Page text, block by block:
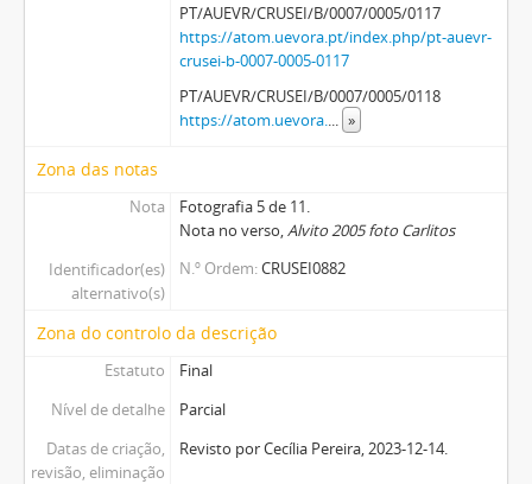
PT/AUEVR/CRUSEI/B/0007/0005/0117
https://atom.uevora.pt/index.php/pt-auevr-
crusei-b-0007-0005-0117
PT/AUEVR/CRUSEI/B/0007/0005/0118
https://atom.uevora.... »
Zona das notas
Nota
Fotografia 5 de 11.
Nota no verso,Alvito 2005 foto Carlitos
Identificador(es)
alternativo(s)
N.º Ordem CRUSEI0882
Zona do controlo da descrição
Estatuto
Final
Nível de detalhe
Parcial
Datas de criação,
revisão, eliminação
Revisto por Cecília Pereira, 2023-12-14.